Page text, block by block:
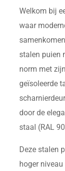
Welkom bij
waar
stalen puien
norm met
geïsoleerde
door de
staal (RAL
Deze stalen
hoger